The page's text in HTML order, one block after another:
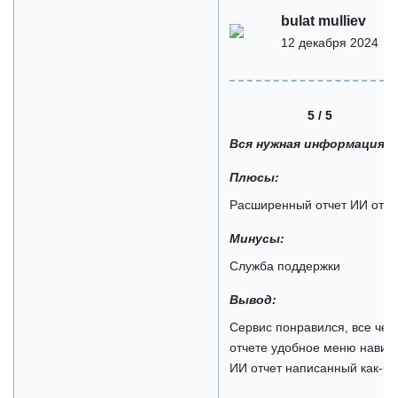
bulat mulliev
12 декабря 2024
5 / 5
Вся нужная информация
Плюсы:
Расширенный отчет ИИ
Минусы:
Служба поддержки
Вывод:
Сервис понравился, все
отчете удобное меню
ИИ отчет написанный как-